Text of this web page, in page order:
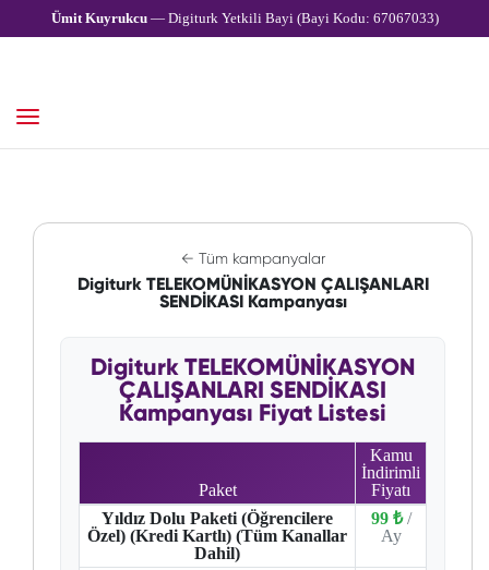
Ümit Kuyrukcu— Digiturk Yetkili Bayi (Bayi Kodu: 67067033)
← Tüm kampanyalar
Digiturk TELEKOMÜNİKASYON ÇALIŞANLARI
SENDİKASI Kampanyası
Digiturk TELEKOMÜNİKASYON
ÇALIŞANLARI SENDİKASI
Kampanyası Fiyat Listesi
Paket
Kamu
İndirimli
Fiyatı
Yıldız Dolu Paketi (Öğrencilere
Özel) (Kredi Kartlı) (Tüm Kanallar
Dahil)
99 ₺ /
Ay